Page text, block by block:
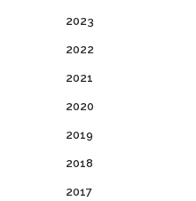
2023
2022
2021
2020
2019
2018
2017